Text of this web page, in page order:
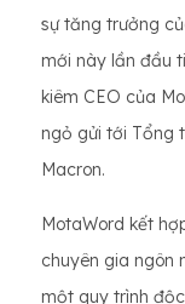
sự tăng trưởng
mới này lần đầu
kiêm CEO của
ngỏ gửi tới Tổng
Macron.
MotaWord kết
chuyên gia ngôn
một quy trình